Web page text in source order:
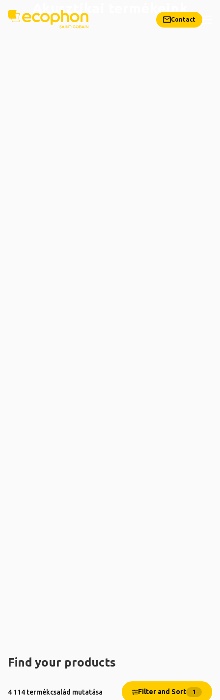
Contact
Akusztikai termékeink
Find your products
4 114 termékcsalád mutatása Filter and Sort 1